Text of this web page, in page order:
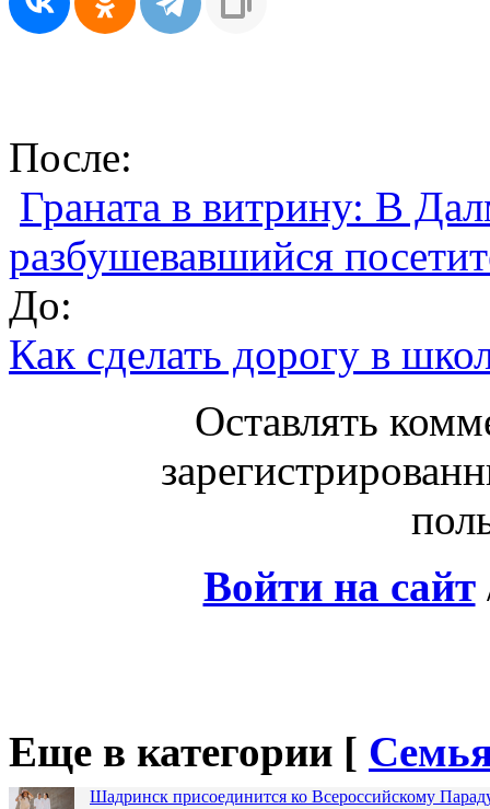
После:
Граната в витрину: В
разбушевавшийся
До:
Как сделать дорогу в
Оставлять
Войти на сайт
Еще в категории [
Шадринск присоединится ко Всероссийскому